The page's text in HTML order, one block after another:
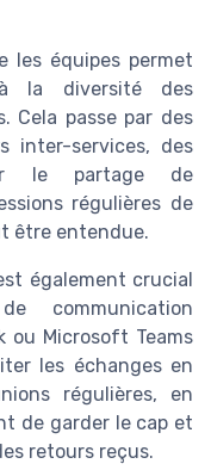
les équipes permet
la diversité des
Cela passe par des
inter-services, des
le partage de
régulières de
être entendue.
également crucial
communication
ou Microsoft Teams
les échanges en
régulières, en
de garder le cap et
retours reçus.